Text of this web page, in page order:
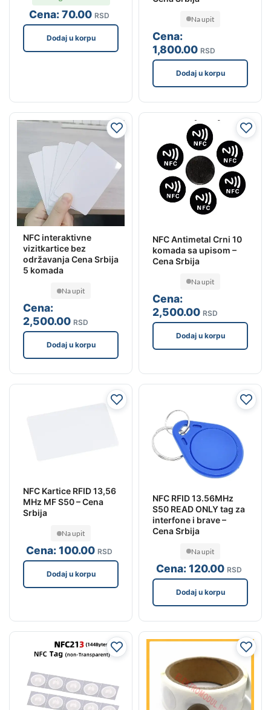
Cena:70.00 RSD
Dodaj u korpu
Cena:
1,800.00 RSD
Na upit
Dodaj u korpu
NFC interaktivne
vizitkartice bez
održavanja Cena Srbija
5 komada
Cena:
2,500.00 RSD
Na upit
Dodaj u korpu
NFC Antimetal Crni 10
komada sa upisom –
Cena Srbija
Cena:
2,500.00 RSD
Na upit
Dodaj u korpu
NFC Kartice RFID 13,56
MHz MF S50 – Cena
Srbija
Cena:100.00 RSD
Na upit
Dodaj u korpu
NFC RFID 13.56MHz
S50 READ ONLY tag za
interfone i brave –
Cena Srbija
Cena:120.00 RSD
Na upit
Dodaj u korpu